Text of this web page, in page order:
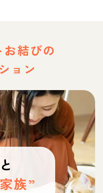
結びの
ョン
と
族”